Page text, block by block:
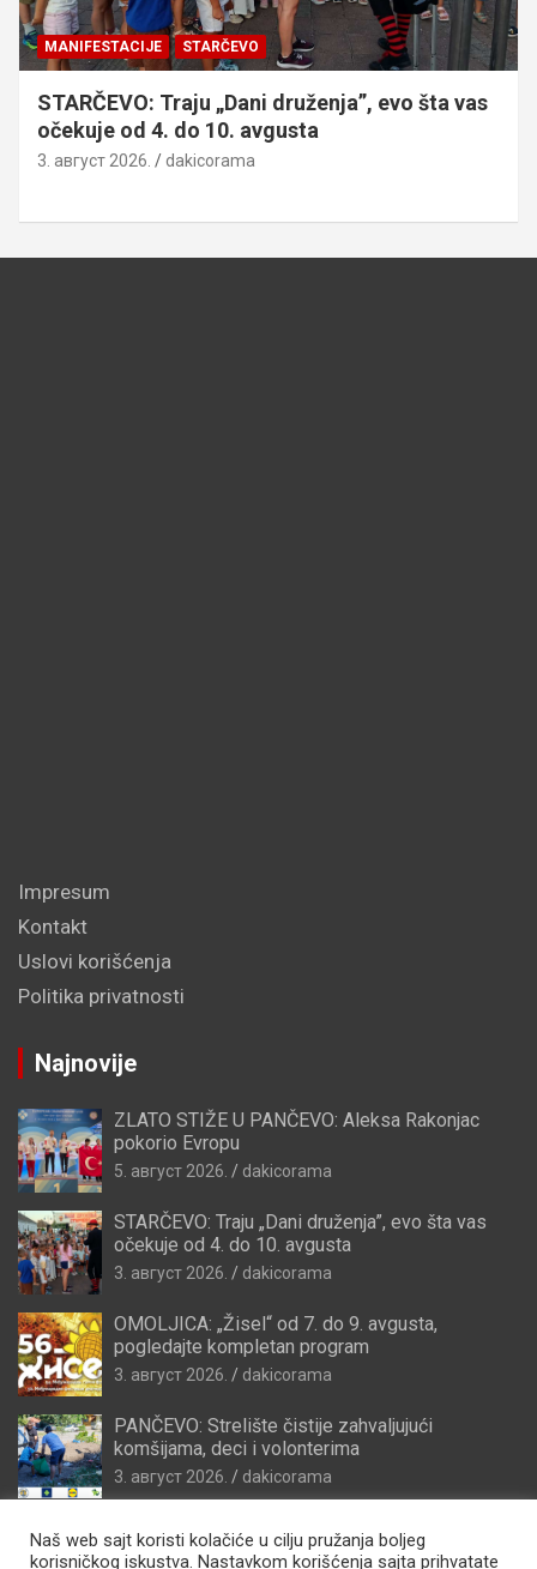
MANIFESTACIJE STARČEVO
STARČEVO: Traju „Dani druženja”, evo šta vas
očekuje od 4. do 10. avgusta
3. август 2026. dakicorama
Impresum
Kontakt
Uslovi korišćenja
Politika privatnosti
Najnovije
ZLATO STIŽE U PANČEVO: Aleksa Rakonjac
pokorio Evropu
5. август 2026. dakicorama
STARČEVO: Traju „Dani druženja”, evo šta vas
očekuje od 4. do 10. avgusta
3. август 2026. dakicorama
OMOLJICA: „Žisel“ od 7. do 9. avgusta,
pogledajte kompletan program
3. август 2026. dakicorama
PANČEVO: Strelište čistije zahvaljujući
komšijama, deci i volonterima
3. август 2026. dakicorama
Naš web sajt koristi kolačiće u cilju pružanja boljeg
korisničkog iskustva. Nastavkom korišćenja sajta prihvatate